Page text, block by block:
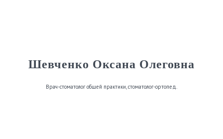
Шевченко Оксана Олеговна
Врач-стоматолог общей практики, стоматолог-ортопед.